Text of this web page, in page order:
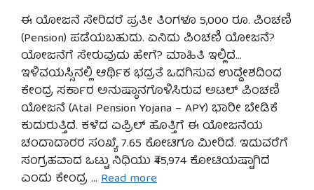
ಈ ಯೋಜನೆ ಸೇರಿದರೆ ಪ್ರತೀ ತಿಂಗಳೂ 5,000 ರೂ. ಪಿಂಚಣಿ
(Pension) ಪಡೆಯಬಹುದು. ಏನಿದು ಪಿಂಚಣಿ ಯೋಜನೆ?
ಯೋಜನೆಗೆ ಸೇರುವುದು ಹೇಗೆ? ಮಾಹಿತಿ ಇಲ್ಲಿದೆ…
ಇಳಿವಯಸ್ಸಿನಲ್ಲಿ ಆರ್ಥಿಕ ಭದ್ರತೆ ಒದಗಿಸುವ ಉದ್ದೇಶದಿಂದ
ಕೇಂದ್ರ ಸರ್ಕಾರ ಅನುಷ್ಠಾನಗೊಳಿಸಿರುವ ಅಟಲ್ ಪಿಂಚಣಿ
ಯೋಜನೆ (Atal Pension Yojana – APY) ಭಾರೀ ಬೇಡಿಕೆ
ಕುದುರುತ್ತಿದೆ. ಕಳೆದ ಏಪ್ರಿಲ್ ಹೊತ್ತಿಗೆ ಈ ಯೋಜನೆಯ
ಚಂದಾದಾರರ ಸಂಖ್ಯೆ 7.65 ಕೋಟಿಗೂ ಮೀರಿದೆ. ಇದುವರೆಗೆ
ಸಂಗ್ರಹವಾದ ಒಟ್ಟು ನಿಧಿಯು ₹45,974 ಕೋಟಿಯಷ್ಟಾಗಿದೆ
ಎಂದು ಕೇಂದ್ರ … Read more